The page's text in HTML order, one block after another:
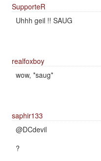
SupporteR
Uhhh geil !! SAUG
realfoxboy
wow, *saug*
saphir133
@DCdevil
?